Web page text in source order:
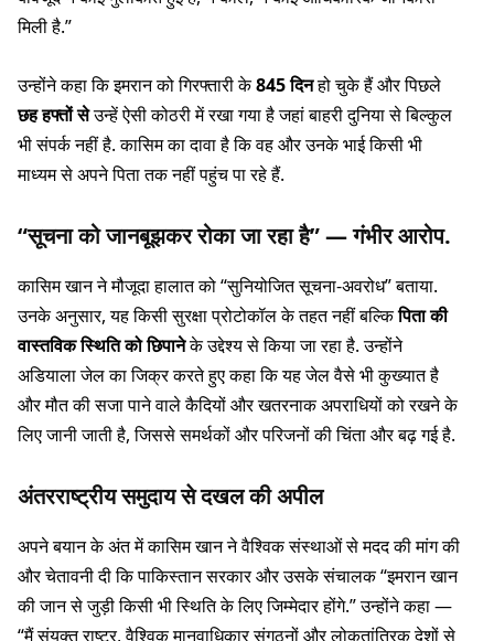
मिली है.”
उन्होंने कहा कि इमरान को गिरफ्तारी के845 दिनहो चुके हैं और पिछले
छह हफ्तों सेउन्हें ऐसी कोठरी में रखा गया है जहां बाहरी दुनिया से बिल्कुल
भी संपर्क नहीं है. कासिम का दावा है कि वह और उनके भाई किसी भी
माध्यम से अपने पिता तक नहीं पहुंच पा रहे हैं.
“सूचना को जानबूझकर रोका जा रहा है” — गंभीर आरोप.
कासिम खान ने मौजूदा हालात को “सुनियोजित सूचना-अवरोध” बताया.
उनके अनुसार, यह किसी सुरक्षा प्रोटोकॉल के तहत नहीं बल्किपिता की
वास्तविक स्थिति को छिपानेके उद्देश्य से किया जा रहा है. उन्होंने
अडियाला जेल का जिक्र करते हुए कहा कि यह जेल वैसे भी कुख्यात है
और मौत की सजा पाने वाले कैदियों और खतरनाक अपराधियों को रखने के
लिए जानी जाती है, जिससे समर्थकों और परिजनों की चिंता और बढ़ गई है.
अंतरराष्ट्रीय समुदाय से दखल की अपील
अपने बयान के अंत में कासिम खान ने वैश्विक संस्थाओं से मदद की मांग की
और चेतावनी दी कि पाकिस्तान सरकार और उसके संचालक “इमरान खान
की जान से जुड़ी किसी भी स्थिति के लिए जिम्मेदार होंगे.” उन्होंने कहा —
“मैं संयुक्त राष्ट्र, वैश्विक मानवाधिकार संगठनों और लोकतांत्रिक देशों से